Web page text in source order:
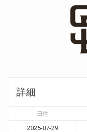
詳細
日付
2025-07-29